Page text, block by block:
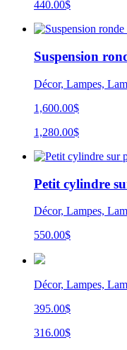
440.00$
Suspension
Décor, Lampes,
1,600.00$
1,280.00$
Petit cylindre
Décor, Lampes,
550.00$
Décor, Lampes,
395.00$
316.00$